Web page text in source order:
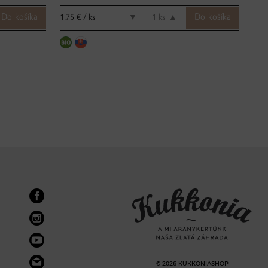
1.75 € / ks ▼ ks ▲
© 2026 KUKKONIASHOP